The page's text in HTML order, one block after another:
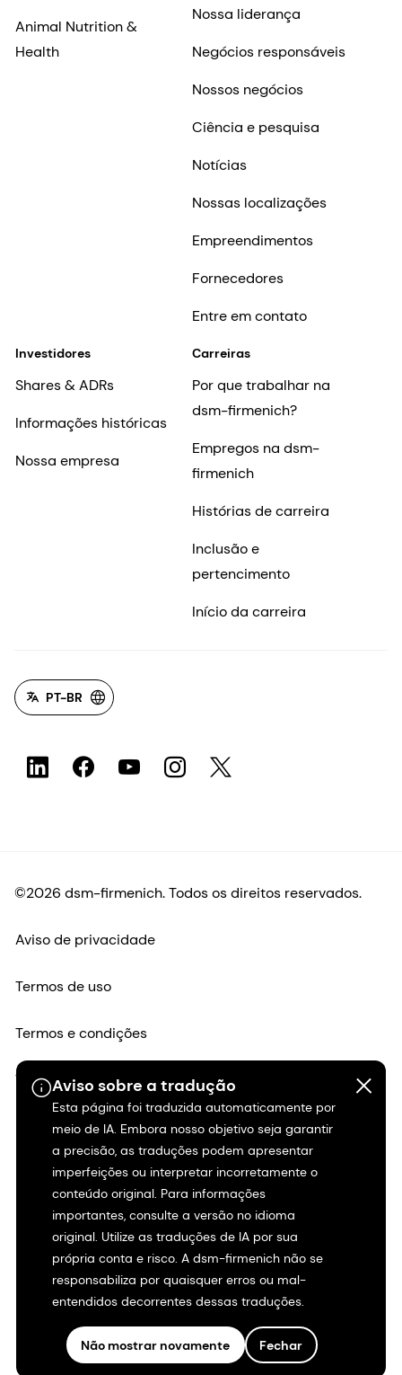
Aviso sobre a tradução
Esta página foi traduzida automaticamente por
meio de IA. Embora nosso objetivo seja garantir
a precisão, as traduções podem apresentar
imperfeições ou interpretar incorretamente o
conteúdo original. Para informações
importantes, consulte a versão no idioma
original. Utilize as traduções de IA por sua
própria conta e risco. A dsm-firmenich não se
responsabiliza por quaisquer erros ou mal-
entendidos decorrentes dessas traduções.
Não mostrar novamente Fechar
Animal Nutrition &
Health
Nossa liderança
Negócios responsáveis
Nossos negócios
Ciência e pesquisa
Notícias
Nossas localizações
Empreendimentos
Fornecedores
Entre em contato
Investidores
Shares & ADRs
Informações históricas
Nossa empresa
Carreiras
Por que trabalhar na
dsm-firmenich?
Empregos na dsm-
firmenich
Histórias de carreira
Inclusão e
pertencimento
Início da carreira
PT-BR
©2026 dsm-firmenich. Todos os direitos reservados.
Aviso de privacidade
Termos de uso
Termos e condições
Transparência na Califórnia
Declaração de acessibilidade
Informações legais
Mapa do site